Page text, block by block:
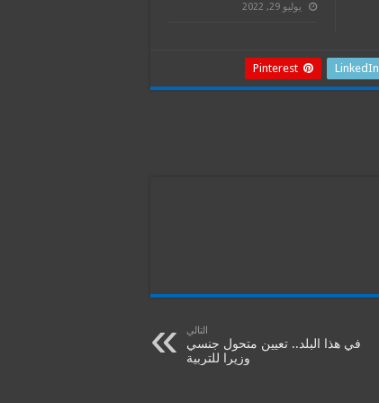
يوليو 29, 2022
LinkedIn
Pinterest
التالي
في هذا البلد.. تعيين متحول جنسي
وزيرا للتربية